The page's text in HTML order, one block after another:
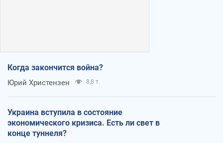
Когда закончится война?
Юрий Христензен 8,8 т.
Украина вступила в состояние
экономического кризиса. Есть ли свет в
конце туннеля?